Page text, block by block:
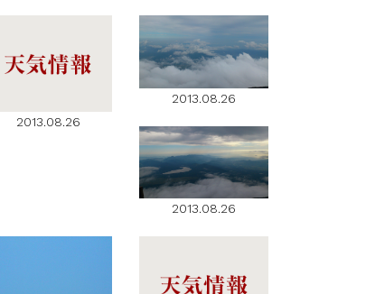
2013.08.26
2013.08.26
2013.08.26